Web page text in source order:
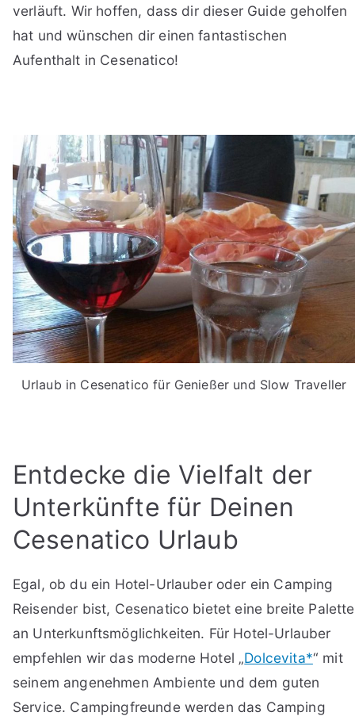
verläuft. Wir hoffen, dass dir dieser Guide geholfen
hat und wünschen dir einen fantastischen
Aufenthalt in Cesenatico!
Urlaub in Cesenatico für Genießer und Slow Traveller
Entdecke die Vielfalt der
Unterkünfte für Deinen
Cesenatico Urlaub
Egal, ob du ein Hotel-Urlauber oder ein Camping
Reisender bist, Cesenatico bietet eine breite Palette
an Unterkunftsmöglichkeiten. Für Hotel-Urlauber
empfehlen wir das moderne Hotel „Dolcevita*“ mit
seinem angenehmen Ambiente und dem guten
Service. Campingfreunde werden das Camping